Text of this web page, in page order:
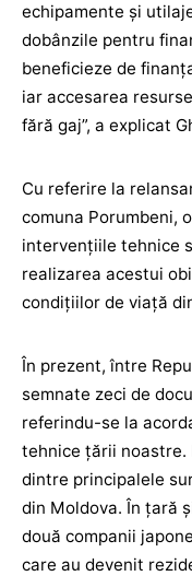
echipamente și
dobânzile pentru
beneficieze de
iar accesarea
fără gaj”, a explicat
Cu referire la
comuna Porumbeni,
intervențiile tehnice
realizarea acestui
condițiilor de viață
În prezent, între
semnate zeci de
referindu-se la
tehnice ţării noastre.
dintre principalele
din Moldova. În ţară
două companii
care au devenit